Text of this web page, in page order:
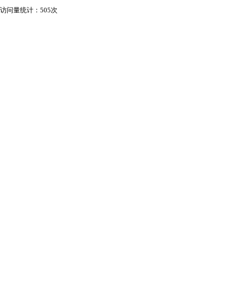
访问量统计：505次